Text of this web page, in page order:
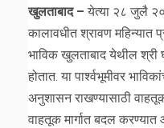
खुलताबाद – येत्या २८ जुलै
कालावधीत श्रावण महिन्यात
भाविक खुलताबाद येथील श्री
होतात. या पार्श्वभूमीवर
अनुशासन राखण्यासाठी
वाहतूक मार्गात बदल